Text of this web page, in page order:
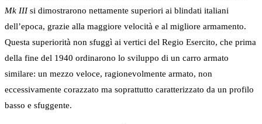
Mk IIIsi dimostrarono nettamente superiori ai blindati italiani
dell’epoca, grazie alla maggiore velocità e al migliore armamento.
Questa superiorità non sfuggì ai vertici del Regio Esercito, che prima
della fine del 1940 ordinarono lo sviluppo di un carro armato
similare: un mezzo veloce, ragionevolmente armato, non
eccessivamente corazzato ma soprattutto caratterizzato da un profilo
basso e sfuggente.